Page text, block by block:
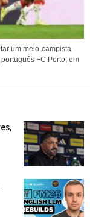
um meio-campista
FC Porto, em